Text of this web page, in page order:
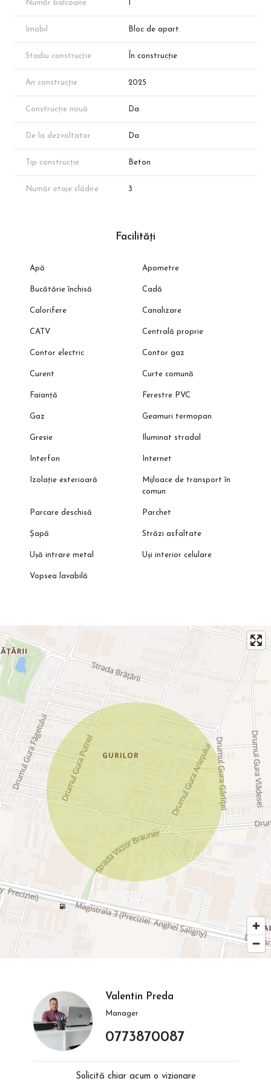
Număr balcoane 1
Imobil Bloc de apart.
Stadiu construcție În construcție
An construcție 2025
Construcție nouă Da
De la dezvoltator Da
Tip construcție Beton
Număr etaje clădire 3
Facilități
Apă Apometre
Bucătărie închisă Cadă
Calorifere Canalizare
CATV Centrală proprie
Contor electric Contor gaz
Curent Curte comună
Faianță Ferestre PVC
Gaz Geamuri termopan
Gresie Iluminat stradal
Interfon Internet
Izolație exterioară
Mijloace de transport în
comun
Parcare deschisă Parchet
Șapă Străzi asfaltate
Ușă intrare metal Uși interior celulare
Vopsea lavabilă
Valentin Preda
Manager
0773870087
Solicită chiar acum o vizionare